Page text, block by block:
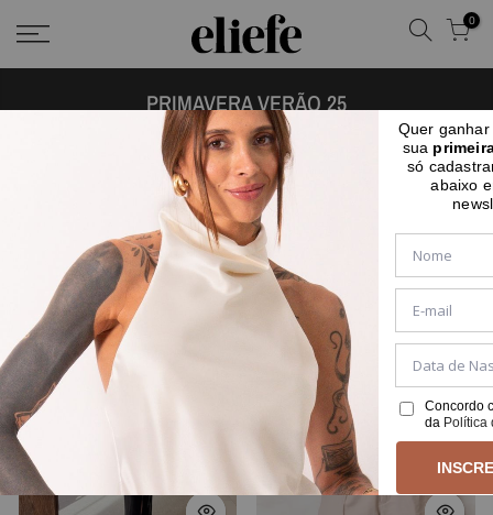
0
PRIMAVERA VERÃO 25
Titulo
Quer
sua
só
abaixo
Concordo
da Política